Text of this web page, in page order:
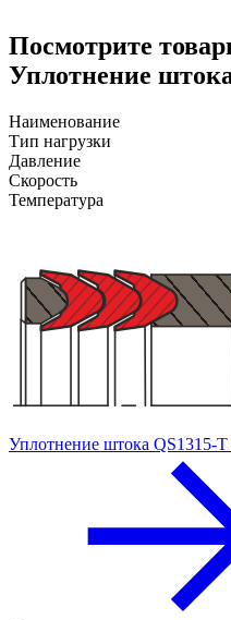
Посмотрите
Уплотнение
Наименование
Тип нагрузки
Давление
Скорость
Температура
Уплотнение штока QS1315-